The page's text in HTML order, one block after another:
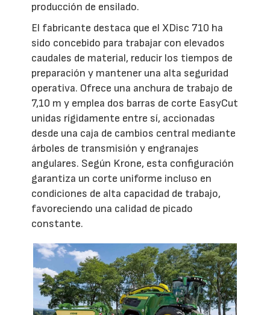
producción de ensilado.
El fabricante destaca que el XDisc 710 ha
sido concebido para trabajar con elevados
caudales de material, reducir los tiempos de
preparación y mantener una alta seguridad
operativa. Ofrece una anchura de trabajo de
7,10 m y emplea dos barras de corte EasyCut
unidas rígidamente entre sí, accionadas
desde una caja de cambios central mediante
árboles de transmisión y engranajes
angulares. Según Krone, esta configuración
garantiza un corte uniforme incluso en
condiciones de alta capacidad de trabajo,
favoreciendo una calidad de picado
constante.